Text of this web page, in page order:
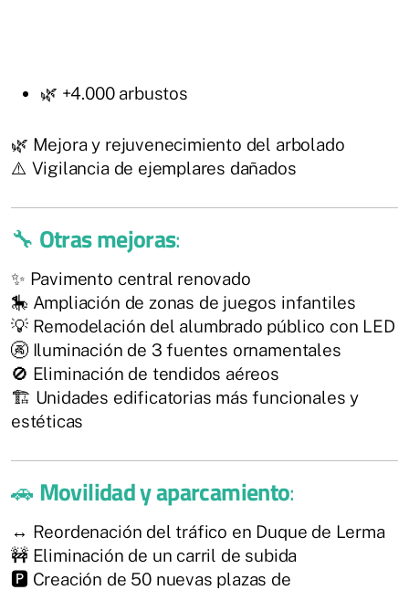
🌿 +4.000 arbustos
🌿 Mejora y rejuvenecimiento del arbolado
⚠️ Vigilancia de ejemplares dañados
🔧 Otras mejoras:
✨ Pavimento central renovado
🎠 Ampliación de zonas de juegos infantiles
💡 Remodelación del alumbrado público con LED
🚱 Iluminación de 3 fuentes ornamentales
🚫 Eliminación de tendidos aéreos
🏗️ Unidades edificatorias más funcionales y
estéticas
🚗 Movilidad y aparcamiento:
↔️ Reordenación del tráfico en Duque de Lerma
🚧 Eliminación de un carril de subida
🅿️ Creación de 50 nuevas plazas de